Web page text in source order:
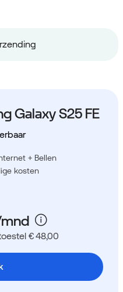
Galaxy S25 FE
+ Bellen
kosten
€ 48,00